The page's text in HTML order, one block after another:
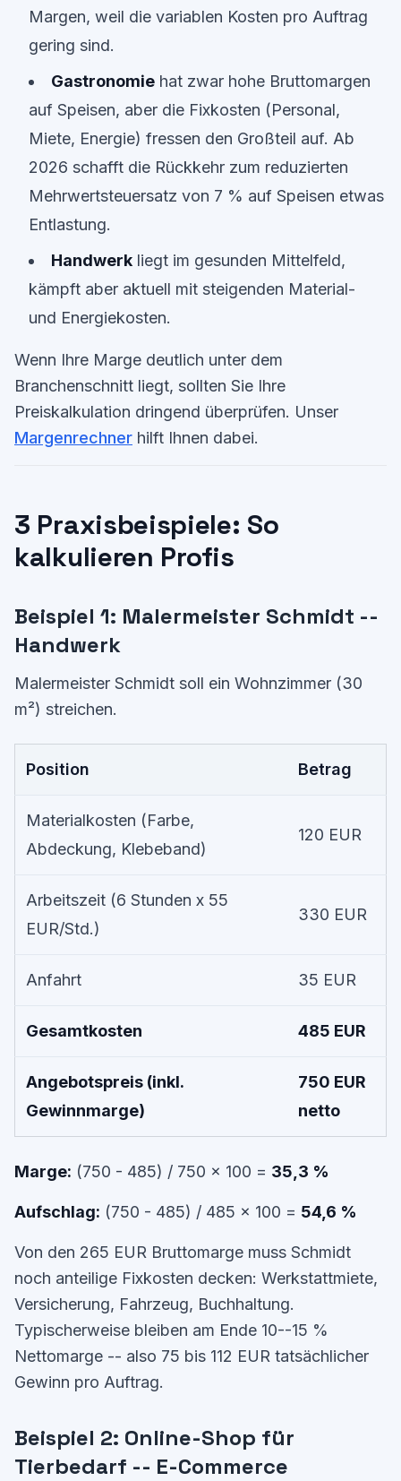
Margen, weil die variablen Kosten pro Auftrag
gering sind.
Gastronomie hat zwar hohe Bruttomargen
auf Speisen, aber die Fixkosten (Personal,
Miete, Energie) fressen den Großteil auf. Ab
2026 schafft die Rückkehr zum reduzierten
Mehrwertsteuersatz von 7 % auf Speisen etwas
Entlastung.
Handwerk liegt im gesunden Mittelfeld,
kämpft aber aktuell mit steigenden Material-
und Energiekosten.
Wenn Ihre Marge deutlich unter dem
Branchenschnitt liegt, sollten Sie Ihre
Preiskalkulation dringend überprüfen. Unser
Margenrechner hilft Ihnen dabei.
3 Praxisbeispiele: So
kalkulieren Profis
Beispiel 1: Malermeister Schmidt --
Handwerk
Malermeister Schmidt soll ein Wohnzimmer (30
m²) streichen.
Position Betrag
Materialkosten (Farbe,
Abdeckung, Klebeband)
120 EUR
Arbeitszeit (6 Stunden x 55
EUR/Std.)
330 EUR
Anfahrt 35 EUR
Gesamtkosten 485 EUR
Angebotspreis (inkl.
Gewinnmarge)
750 EUR
netto
Marge: (750 - 485) / 750 x 100 = 35,3 %
Aufschlag: (750 - 485) / 485 x 100 = 54,6 %
Von den 265 EUR Bruttomarge muss Schmidt
noch anteilige Fixkosten decken: Werkstattmiete,
Versicherung, Fahrzeug, Buchhaltung.
Typischerweise bleiben am Ende 10--15 %
Nettomarge -- also 75 bis 112 EUR tatsächlicher
Gewinn pro Auftrag.
Beispiel 2: Online-Shop für
Tierbedarf -- E-Commerce